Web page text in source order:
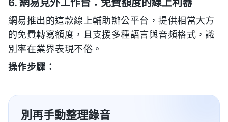
6. 網易見外工作台：免費額度的線上利器
網易推出的這款線上輔助辦公平台，提供相當大方
的免費轉寫額度，且支援多種語言與音頻格式，識
別率在業界表現不俗。
操作步驟：
別再手動整理錄音